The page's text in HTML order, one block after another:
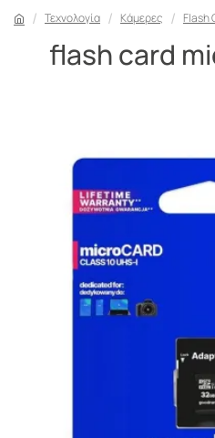
Τεχνολογία Κάμερες Flash
flash card